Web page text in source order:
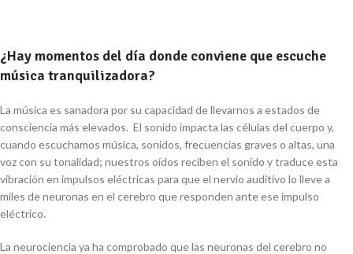
¿Hay momentos del día donde conviene que escuche
música tranquilizadora?
La música es sanadora por su capacidad de llevarnos a estados de
consciencia más elevados. El sonido impacta las células del cuerpo y,
cuando escuchamos música, sonidos, frecuencias graves o altas, una
voz con su tonalidad; nuestros oídos reciben el sonido y traduce esta
vibración en impulsos eléctricas para que el nervio auditivo lo lleve a
miles de neuronas en el cerebro que responden ante ese impulso
eléctrico.
La neurociencia ya ha comprobado que las neuronas del cerebro no